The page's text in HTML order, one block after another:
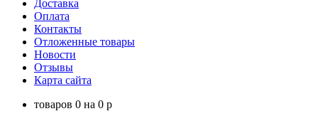
Доставка
Оплата
Контакты
Отложенные товары
Новости
Отзывы
Карта сайта
товаров 0 на 0 p